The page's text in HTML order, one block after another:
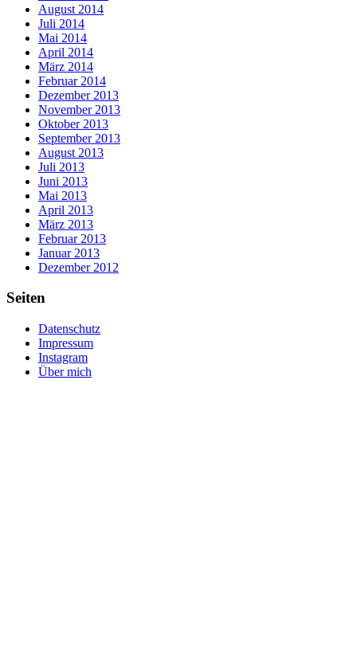
August 2014
Juli 2014
Mai 2014
April 2014
März 2014
Februar 2014
Dezember 2013
November 2013
Oktober 2013
September 2013
August 2013
Juli 2013
Juni 2013
Mai 2013
April 2013
März 2013
Februar 2013
Januar 2013
Dezember 2012
Seiten
Datenschutz
Impressum
Instagram
Über mich